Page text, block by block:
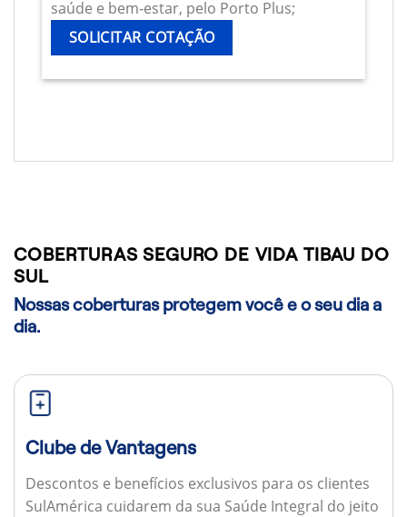
saúde e bem-estar, pelo Porto Plus;
SOLICITAR COTAÇÃO
COBERTURAS SEGURO DE VIDA TIBAU DO
SUL
Nossas coberturas protegem você e o seu dia a
dia.
Clube de Vantagens
Descontos e benefícios exclusivos para os clientes
SulAmérica cuidarem da sua Saúde Integral do jeito